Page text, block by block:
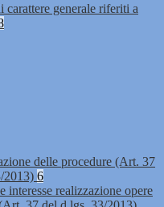
carattere generale riferiti a
delle procedure (Art. 37
2013) 6
interesse realizzazione opere